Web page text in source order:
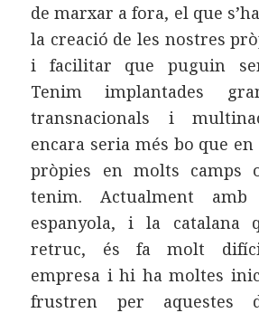
de marxar a fora, el que
la creació de les nostres
i facilitar que puguin
Tenim implantades
transnacionals i
encara seria més bo que
pròpies en molts camps
tenim. Actualment
espanyola, i la catalana
retruc, és fa molt
empresa i hi ha moltes
frustren per aquestes